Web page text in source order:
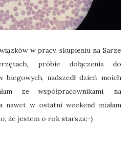
w pracy, skupieniu na Sarze
próbie dołączenia do
biegowych, nadszedł dzień moich
ze współpracownikami, na
nawet w ostatni weekend miałam
że jestem o rok starsza;-)